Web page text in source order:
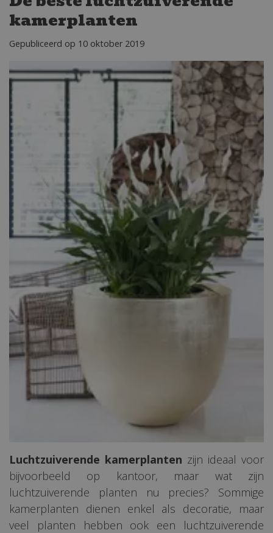
kamerplanten
Gepubliceerd op 10 oktober 2019
Luchtzuiverende kamerplanten zijn ideaal voor
bijvoorbeeld op kantoor, maar wat zijn
luchtzuiverende planten nu precies? Sommige
kamerplanten dienen enkel als decoratie, maar
veel planten hebben ook een luchtzuiverende